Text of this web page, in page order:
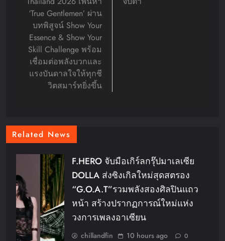
‘True Gentlemen’ ผ่าน
บทพิสูจน์ Show Your
Essence & Show Your
Skill Challenge พร้อม
เชื่อมต่อพลังบวกและ
แรงบันดาลใจให้ทุกชี
วิตสมาร์ทยิ่งขึ้น
Related News
F.HERO จับมือเกิร์ลกรุ๊ปมาเลเซีย
DOLLA ส่งซิงเกิลใหม่สุดสตรอง
“G.O.A.T”รวมพลังสองศิลปินแถว
หน้า สร้างปรากฏการณ์ใหม่แห่ง
วงการเพลงอาเซียน
chillandfin 10 hours ago 0